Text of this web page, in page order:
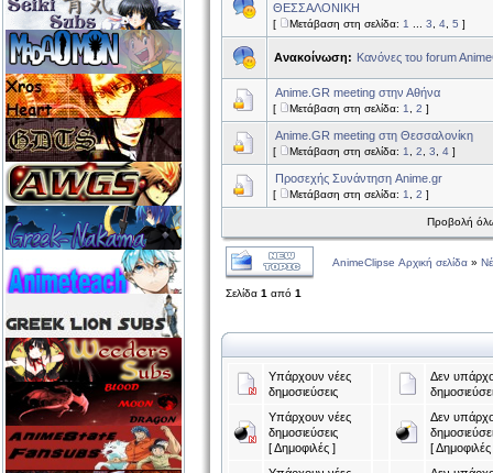
ΘΕΣΣΑΛΟΝΙΚΗ
[ Μετάβαση στη σελίδα: 1 3 4 5 ]
Ανακοίνωση: Κανόνες του forum
Anime.GR meeting στην Αθήνα
[ Μετάβαση στη σελίδα: 1 2 ]
Anime.GR meeting στη Θεσσαλονίκη
[ Μετάβαση στη σελίδα: 1 2 3 4 ]
Προσεχής Συνάντηση Anime.gr
[ Μετάβαση στη σελίδα: 1 2 ]
Προβολή
AnimeClipse Αρχική σελίδα »
Σελίδα 1 από 1
Υπάρχουν νέες
δημοσιεύσεις
Δεν
Υπάρχουν νέες
δημοσιεύσεις
[ Δημοφιλές ]
Δεν
[ Δημοφιλές